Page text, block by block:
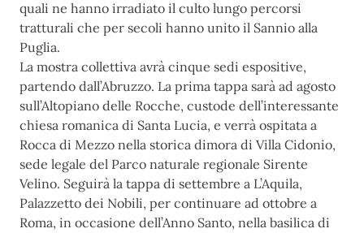
quali ne hanno irradiato il culto lungo percorsi
tratturali che per secoli hanno unito il Sannio alla
Puglia.
La mostra collettiva avrà cinque sedi espositive,
partendo dall’Abruzzo. La prima tappa sarà ad agosto
sull’Altopiano delle Rocche, custode dell’interessante
chiesa romanica di Santa Lucia, e verrà ospitata a
Rocca di Mezzo nella storica dimora di Villa Cidonio,
sede legale del Parco naturale regionale Sirente
Velino. Seguirà la tappa di settembre a L’Aquila,
Palazzetto dei Nobili, per continuare ad ottobre a
Roma, in occasione dell’Anno Santo, nella basilica di